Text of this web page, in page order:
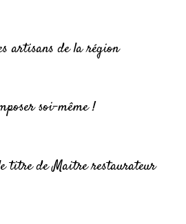
artisans de la région
soi-même !
titre de Maitre restaurateur